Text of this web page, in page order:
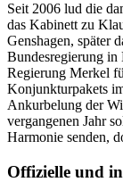
Seit 2006 lud die
das Kabinett zu
Genshagen, später
Bundesregierung in
Regierung Merkel
Konjunkturpakets
Ankurbelung der
vergangenen Jahr
Harmonie senden,
Offizielle und